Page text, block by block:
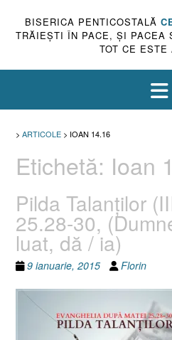
BISERICA PENTICOSTALĂ
TRĂIEŞTI ÎN PACE, ŞI PACEA
TOT CE ESTE
> ARTICOLE > IOAN 14.16
Etichetă: Ioan
Pilda Talanţilor
25.28-30,
luat, dă / ia)
9 ianuarie, 2015 Florin